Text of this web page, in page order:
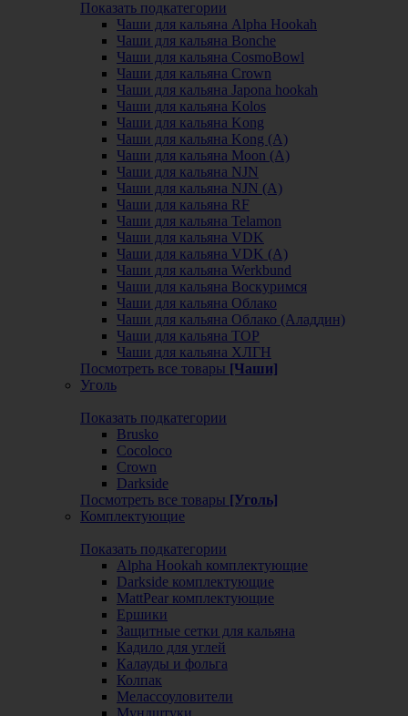
Показать подкатегории
Чаши для кальяна Alpha Hookah
Чаши для кальяна Bonche
Чаши для кальяна CosmoBowl
Чаши для кальяна Crown
Чаши для кальяна Japona hookah
Чаши для кальяна Kolos
Чаши для кальяна Kong
Чаши для кальяна Kong (A)
Чаши для кальяна Moon (А)
Чаши для кальяна NJN
Чаши для кальяна NJN (А)
Чаши для кальяна RF
Чаши для кальяна Telamon
Чаши для кальяна VDK
Чаши для кальяна VDK (А)
Чаши для кальяна Werkbund
Чаши для кальяна Воскуримся
Чаши для кальяна Облако
Чаши для кальяна Облако (Аладдин)
Чаши для кальяна ТОР
Чаши для кальяна ХЛГН
Посмотреть все товары [Чаши]
Уголь
Показать подкатегории
Brusko
Cocoloco
Crown
Darkside
Посмотреть все товары [Уголь]
Комплектующие
Показать подкатегории
Alpha Hookah комплектующие
Darkside комплектующие
MattPear комплектующие
Ершики
Защитные сетки для кальяна
Кадило для углей
Калауды и фольга
Колпак
Мелассоуловители
Мундштуки